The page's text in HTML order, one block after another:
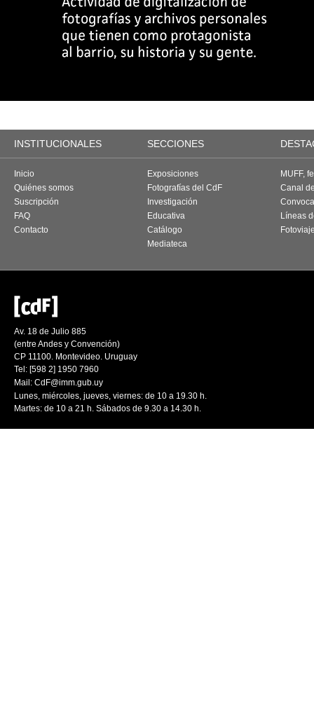
INSTITUCIONALES SECCIONES
Inicio
Quiénes somos
Suscripción
FAQ
Contacto
Exposiciones
Fotografías del CdF
Investigación
Educativa
Catálogo
Mediateca
MUFF,
Canal
Líneas
Av. 18 de Julio 885
(entre Andes y Convención)
CP 11100. Montevideo. Uruguay
Tel: [598 2] 1950 7960
Mail: CdF@imm.gub.uy
Lunes, miércoles, jueves, viernes: de 10 a 19.30 h.
Martes: de 10 a 21 h. Sábados de 9.30 a 14.30 h.